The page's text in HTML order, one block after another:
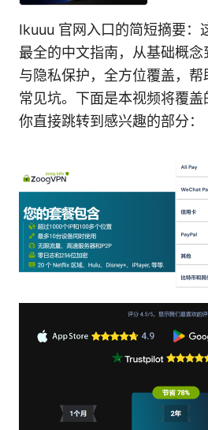
Ikuuu 官网入口的简短摘要：
最全的中文指南，从基础概
与隐私保护，全方位覆盖，
常见坑。下面是本视频将覆
你直接跳转到感兴趣的部分：